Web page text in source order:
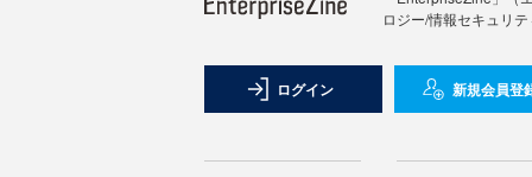
ロジー/情報セキュリ
ログイン 新規会員登